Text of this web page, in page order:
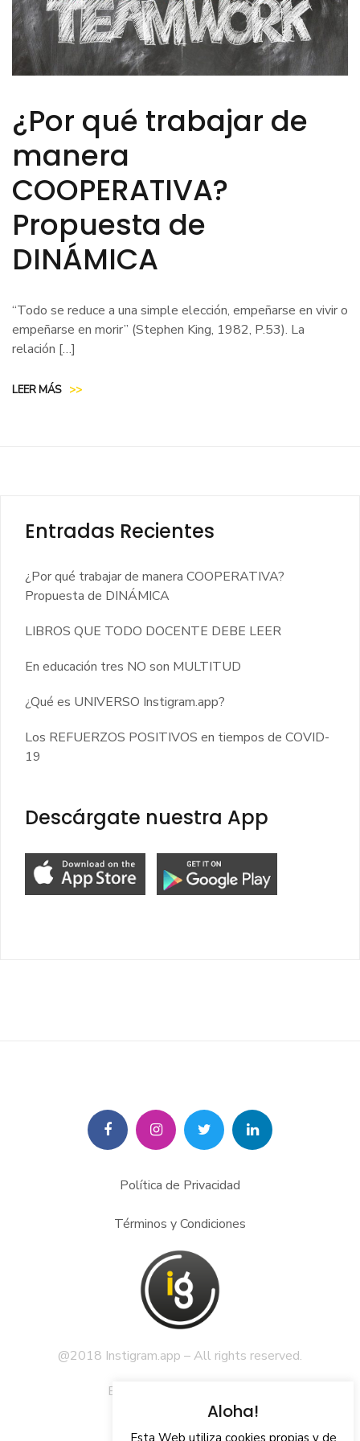
¿Por qué trabajar de
manera
COOPERATIVA?
Propuesta de
DINÁMICA
“Todo se reduce a una simple elección, empeñarse en vivir o
empeñarse en morir” (Stephen King, 1982, P.53). La
relación […]
LEER MÁS >>
Entradas Recientes
¿Por qué trabajar de manera COOPERATIVA?
Propuesta de DINÁMICA
LIBROS QUE TODO DOCENTE DEBE LEER
En educación tres NO son MULTITUD
¿Qué es UNIVERSO Instigram.app?
Los REFUERZOS POSITIVOS en tiempos de COVID-
19
Descárgate nuestra App
Política de Privacidad
Términos y Condiciones
@2018 Instigram.app – All rights reserved.
Email:
Aloha!
Esta Web utiliza cookies propias y de